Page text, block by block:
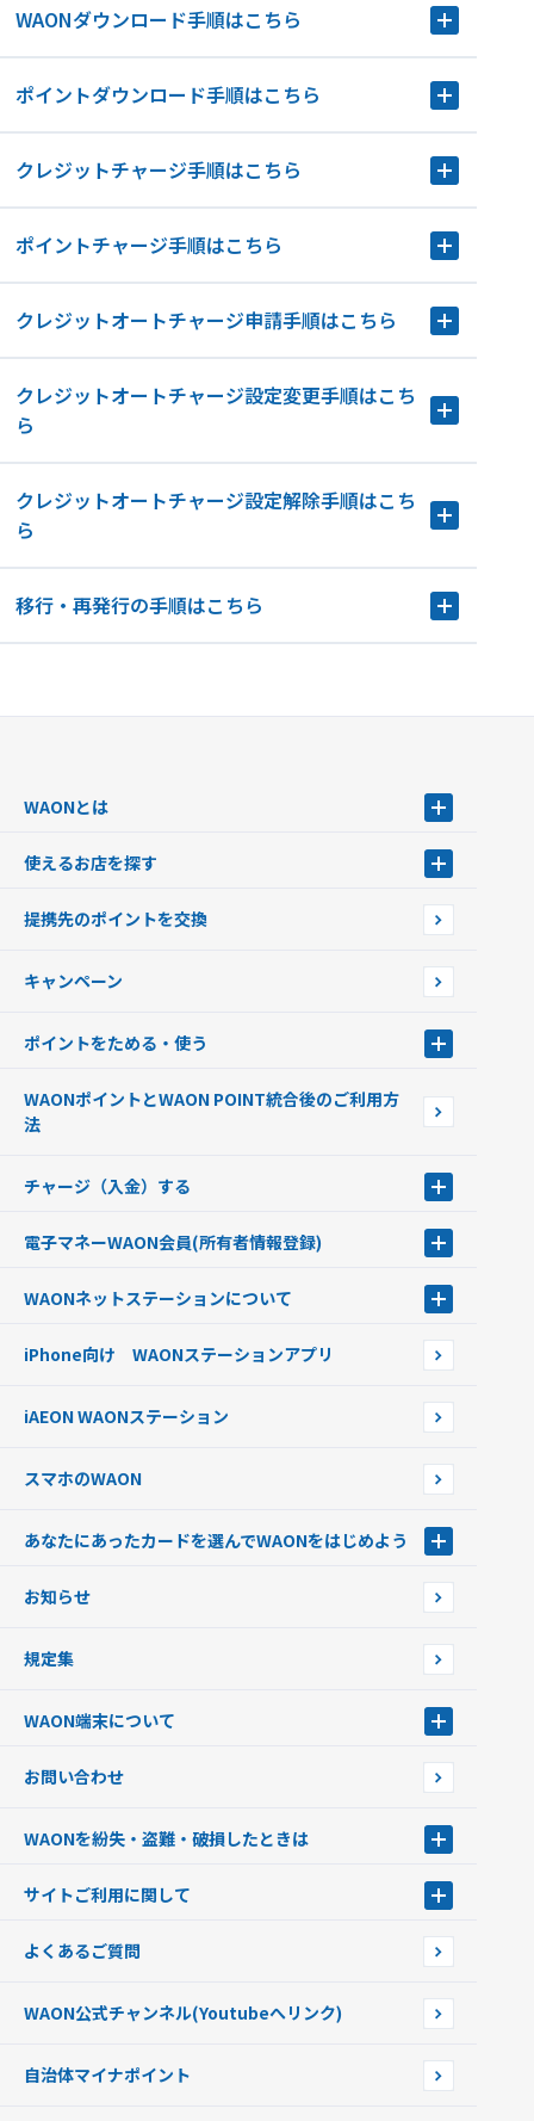
WAONダウンロード手順はこちら
ポイントダウンロード手順はこちら
クレジットチャージ手順はこちら
ポイントチャージ手順はこちら
クレジットオートチャージ申請手順はこちら
クレジットオートチャージ設定変更手順はこち
ら
クレジットオートチャージ設定解除手順はこち
ら
移行・再発行の手順はこちら
WAONとは
WAONを申込む
インターネット上でのお買い物について（ネット決済）
使えるお店を探す
店舗検索
イオン銀行ATM設置場所
提携先のポイントを交換
キャンペーン
ポイントをためる・使う
ポイントの有効期限について
WAONポイントとWAON POINT統合後のご利用方
法
チャージ（入金）する
現金でチャージする
銀行口座・ATMからチャージする
オートチャージ
ポイントからチャージする
チャージ上限金額の変更について
電子マネーWAON会員(所有者情報登録)
WAON POINTサービス会員登録に伴う個人データの共同利用のお知
WAONネットステーションについて
WAONネットステーションWAON端末について
iPhone向け WAONステーションアプリ
iAEON WAONステーション
スマホのWAON
あなたにあったカードを選んでWAONをはじめよう
フードバンク応援WAON
ご当地WAON
G.G WAON
WAONカード・WAONカードプラス
モバイルWAON
提携WAONカード
お知らせ
規定集
WAON端末について
WAONネットステーション
新型WAONステーション
WAONチャージャーmini
お問い合わせ
WAONを紛失・盗難・破損したときは
WAONカードの拾得について
サイトご利用に関して
企業情報
よくあるご質問
WAON公式チャンネル(Youtubeへリンク)
自治体マイナポイント